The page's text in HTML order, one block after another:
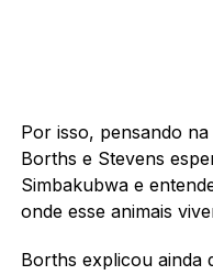
Por isso, pensando
Borths e Stevens
Simbakubwa e
onde esse animais
Borths explicou ainda